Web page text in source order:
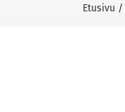
Etusivu /